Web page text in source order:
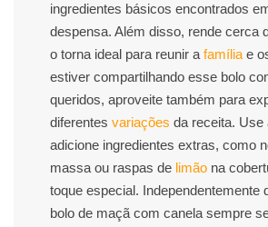
ingredientes básicos encontrados
despensa. Além disso, rende cerca
o torna ideal para reunir a família e
estiver compartilhando esse bolo
queridos, aproveite também para
diferentes variações da receita. Use
adicione ingredientes extras, como
massa ou raspas de limão na
toque especial. Independentemente
bolo de maçã com canela sempre